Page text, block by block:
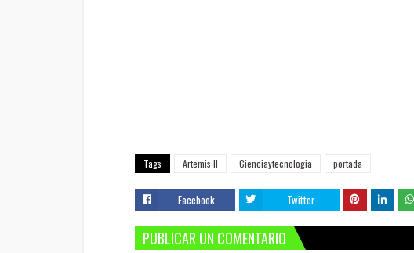
Tags Artemis II Cienciaytecnologia portada
Facebook Twitter
PUBLICAR UN COMENTARIO